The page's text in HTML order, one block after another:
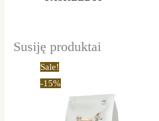
Susiję produktai
Sale!
-15%
through
35,69 €
has
multiple